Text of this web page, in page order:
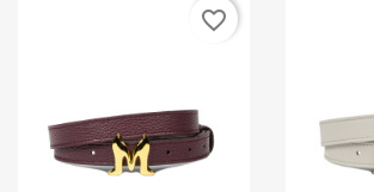
favorite_border